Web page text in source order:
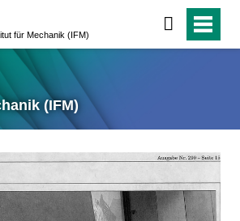
für Mechanik (IFM)
(IFM)